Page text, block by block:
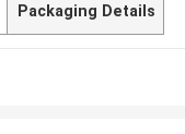
Packaging Details